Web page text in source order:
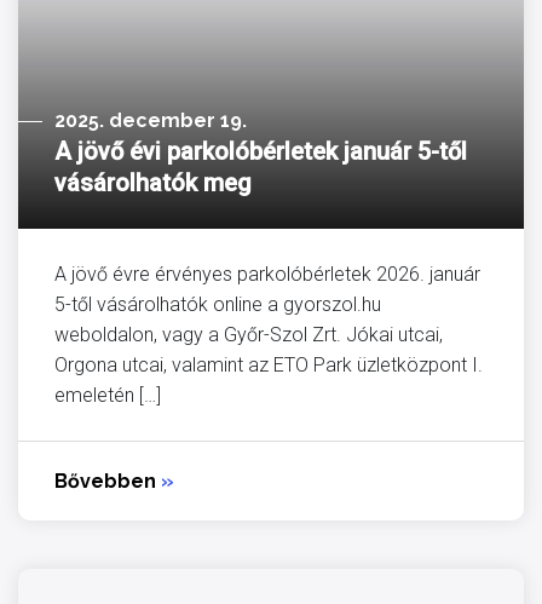
2025. december 19.
A jövő évi parkolóbérletek január 5-től
vásárolhatók meg
A jövő évre érvényes parkolóbérletek 2026. január
5-től vásárolhatók online a gyorszol.hu
weboldalon, vagy a Győr-Szol Zrt. Jókai utcai,
Orgona utcai, valamint az ETO Park üzletközpont I.
emeletén […]
Bővebben »